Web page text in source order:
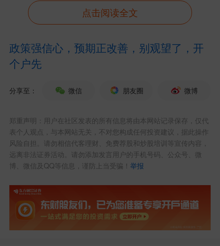
化，行业洗牌持续加剧，比亚迪凭借深厚
球布局，稳居行业龙头地位。今年上半
年，比亚迪累计销量达1808511辆，其中
乘用车及皮卡海外累计销售789367辆，同
点击阅读全文
政策强信心，预期正改善，别观望了，开
个户先
分享至： 微信 朋友圈 微博
郑重声明：用户在社区发表的所有信息将由本网站记录保存，仅代
表个人观点，与本网站无关，不对您构成任何投资建议，据此操作
风险自担。请勿相信代客理财、免费荐股和炒股培训等宣传内容，
远离非法证券活动。请勿添加发言用户的手机号码、公众号、微
博、微信及QQ等信息，谨防上当受骗！举报